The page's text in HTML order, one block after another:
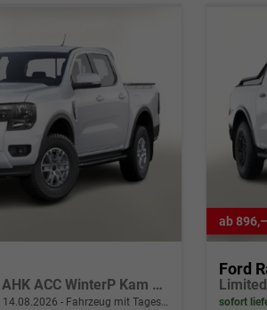
XLT DoKa Hardtop AHK ACC WinterP Kam 17Z
14.08.2026 Fahrzeug mit Tageszulassung
ab
Ford
sofort